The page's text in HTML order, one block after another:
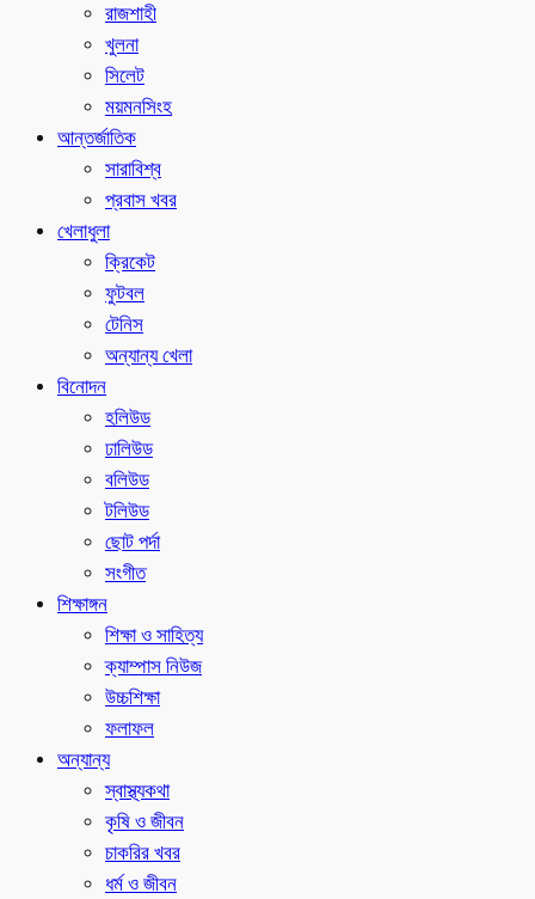
রাজশাহী
খুলনা
সিলেট
ময়মনসিংহ
আন্তর্জাতিক
সারাবিশ্ব
প্রবাস খবর
খেলাধুলা
ক্রিকেট
ফুটবল
টেনিস
অন্যান্য খেলা
বিনোদন
হলিউড
ঢালিউড
বলিউড
টলিউড
ছোট পর্দা
সংগীত
শিক্ষাঙ্গন
শিক্ষা ও সাহিত্য
ক্যাম্পাস নিউজ
উচ্চশিক্ষা
ফলাফল
অন্যান্য
স্বাস্থ্যকথা
কৃষি ও জীবন
চাকরির খবর
ধর্ম ও জীবন